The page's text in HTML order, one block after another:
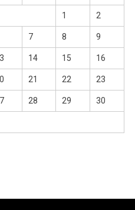
1 2
7 8 9
14 15 16
21 22 23
28 29 30